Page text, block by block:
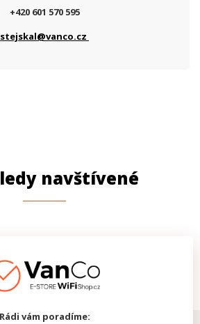
+420 601 570 595
stejskal@vanco.cz
navštívené
Rádi vám poradíme: